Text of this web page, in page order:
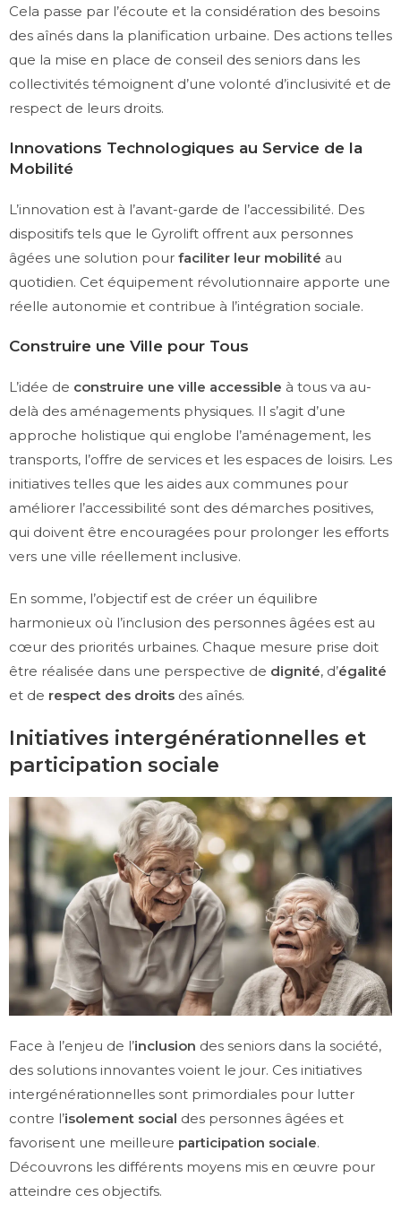
Cela passe par l’écoute et la considération des besoins
des aînés dans la planification urbaine. Des actions telles
que la mise en place de conseil des seniors dans les
collectivités témoignent d’une volonté d’inclusivité et de
respect de leurs droits.
Innovations Technologiques au Service de la
Mobilité
L’innovation est à l’avant-garde de l’accessibilité. Des
dispositifs tels que le Gyrolift offrent aux personnes
âgées une solution pour faciliter leur mobilité au
quotidien. Cet équipement révolutionnaire apporte une
réelle autonomie et contribue à l’intégration sociale.
Construire une Ville pour Tous
L’idée de construire une ville accessible à tous va au-
delà des aménagements physiques. Il s’agit d’une
approche holistique qui englobe l’aménagement, les
transports, l’offre de services et les espaces de loisirs. Les
initiatives telles que les aides aux communes pour
améliorer l’accessibilité sont des démarches positives,
qui doivent être encouragées pour prolonger les efforts
vers une ville réellement inclusive.
En somme, l’objectif est de créer un équilibre
harmonieux où l’inclusion des personnes âgées est au
cœur des priorités urbaines. Chaque mesure prise doit
être réalisée dans une perspective de dignité, d’égalité
et de respect des droits des aînés.
Initiatives intergénérationnelles et
participation sociale
Face à l’enjeu de l’inclusion des seniors dans la société,
des solutions innovantes voient le jour. Ces initiatives
intergénérationnelles sont primordiales pour lutter
contre l’isolement social des personnes âgées et
favorisent une meilleure participation sociale.
Découvrons les différents moyens mis en œuvre pour
atteindre ces objectifs.